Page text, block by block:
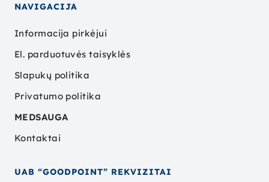
NAVIGACIJA
Informacija pirkėjui
El. parduotuvės taisyklės
Slapukų politika
Privatumo politika
MEDSAUGA
Kontaktai
UAB “GOODPOINT” REKVIZITAI